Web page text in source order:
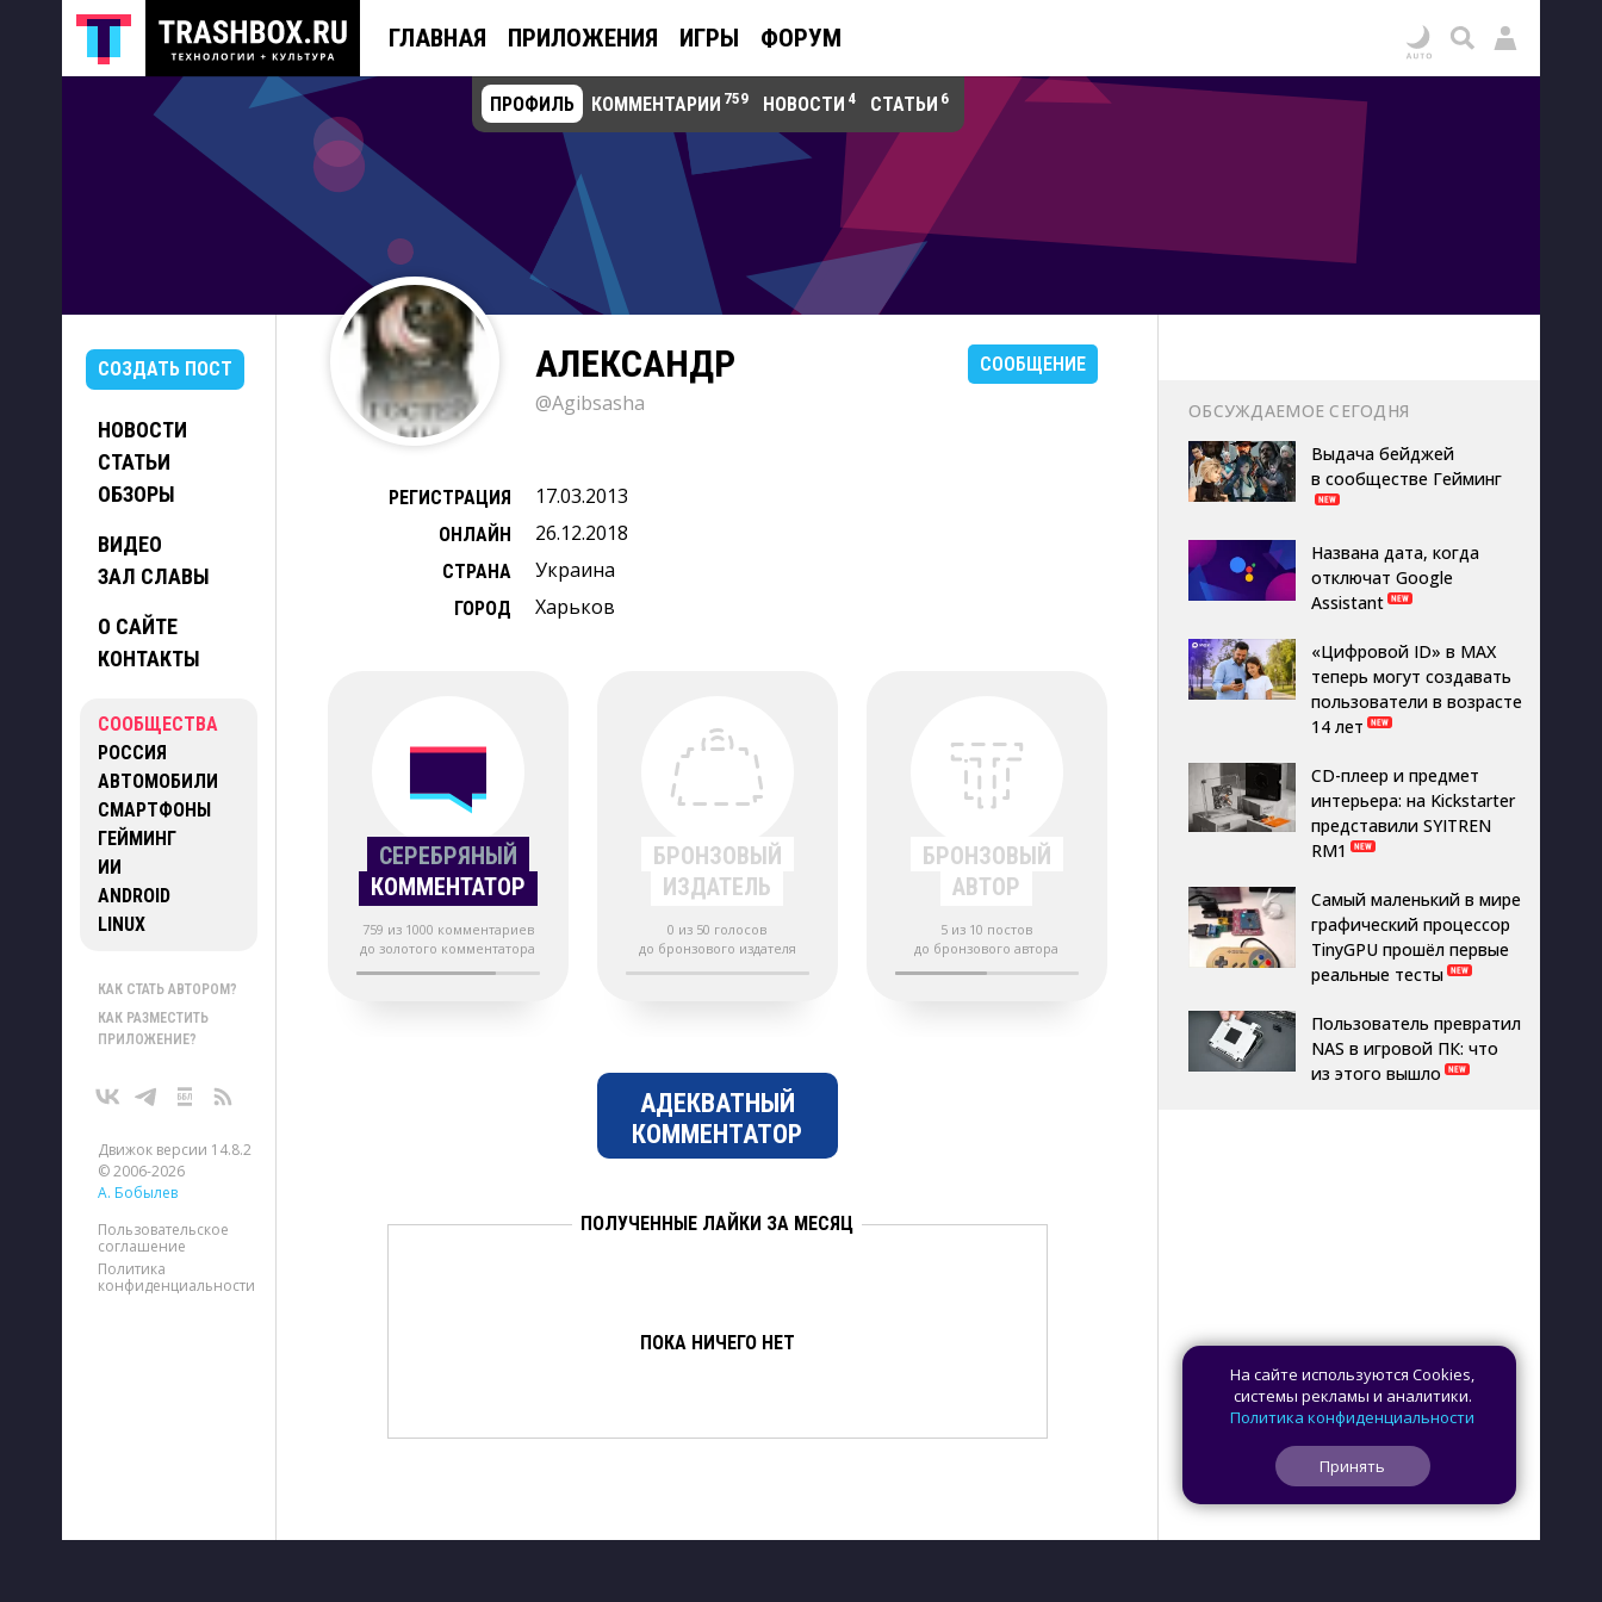
ГЛАВНАЯ ПРИЛОЖЕНИЯ ИГРЫ ФОРУМ
ПРОФИЛЬ КОММЕНТАРИИ 759 НОВОСТИ 4 СТАТЬИ 6
СОЗДАТЬ ПОСТ
НОВОСТИ
СТАТЬИ
ОБЗОРЫ
ВИДЕО
ЗАЛ СЛАВЫ
О САЙТЕ
КОНТАКТЫ
СООБЩЕСТВА
РОССИЯ
АВТОМОБИЛИ
СМАРТФОНЫ
ГЕЙМИНГ
ИИ
ANDROID
LINUX
КАК СТАТЬ АВТОРОМ?
КАК РАЗМЕСТИТЬ
ПРИЛОЖЕНИЕ?
Движок версии 14.8.2
© 2006-2026
А. Бобылев
Пользовательское
соглашение
Политика
конфиденциальности
АЛЕКСАНДР
@Agibsasha
СООБЩЕНИЕ
РЕГИСТРАЦИЯ 17.03.2013
ОНЛАЙН 26.12.2018
СТРАНА Украина
ГОРОД Харьков
СЕРЕБРЯНЫЙ
КОММЕНТАТОР
759 из 1000 комментариев
до золотого комментатора
БРОНЗОВЫЙ
ИЗДАТЕЛЬ
0 из 50 голосов
до бронзового издателя
БРОНЗОВЫЙ
АВТОР
5 из 10 постов
до бронзового автора
АДЕКВАТНЫЙ
КОММЕНТАТОР
ПОЛУЧЕННЫЕ ЛАЙКИ ЗА МЕСЯЦ
ПОКА НИЧЕГО НЕТ
ОБСУЖДАЕМОЕ СЕГОДНЯ
Выдача бейджей
в сообществе Гейминг
Названа дата, когда
отключат Google
Assistant
«Цифровой ID» в MAX
теперь могут создавать
пользователи в возрасте
14 лет
CD-плеер и предмет
интерьера: на Kickstarter
представили SYITREN
RM1
Самый маленький в мире
графический процессор
TinyGPU прошёл первые
реальные тесты
Пользователь превратил
NAS в игровой ПК: что
из этого вышло
На сайте используются Cookies,
системы рекламы и аналитики.
Политика конфиденциальности
Принять